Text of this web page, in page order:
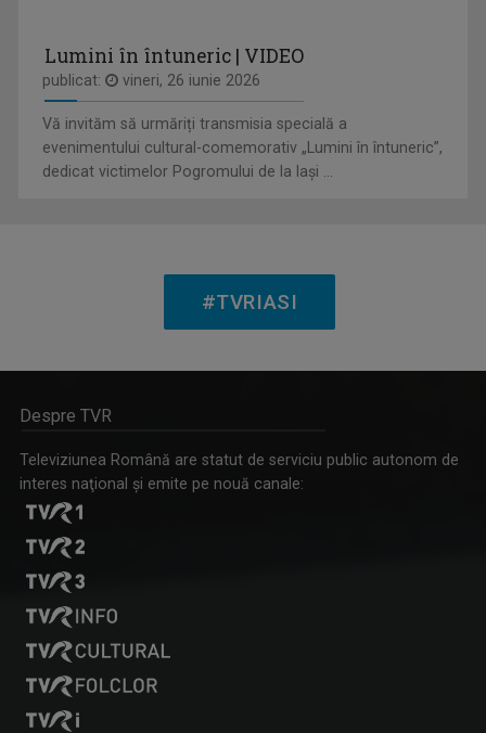
MAŞINA TIMPULUI
Un calendar al evenimentelor zilei
Rubrică prin care scriitorii ne provoacă să ...
FORUM ECONOMIC
VLAD LUCIAN ARHIRE
Prezintă emisiunea Arena.
Lumini în întuneric | VIDEO
publicat: vineri, 26 iunie 2026
Vă invităm să urmăriți transmisia specială a
evenimentului cultural-comemorativ „Lumini în întuneric”,
dedicat victimelor Pogromului de la Iași ...
#TVRIASI
Despre TVR
Televiziunea Română are statut de serviciu public autonom de
interes naţional şi emite pe nouă canale: